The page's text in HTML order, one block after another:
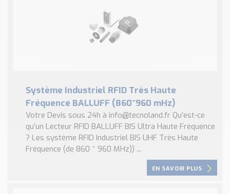
Système Industriel RFID Très Haute
Fréquence BALLUFF (860~960 mHz)
Votre Devis sous 24h à info@tecnoland.fr Qu’est-ce
qu’un Lecteur RFID BALLUFF BIS Ultra Haute Fréquence
? Les système RFID Industriel BIS UHF Très Haute
Fréquence (de 860 ~ 960 MHz)) ...
EN SAVOIR PLUS